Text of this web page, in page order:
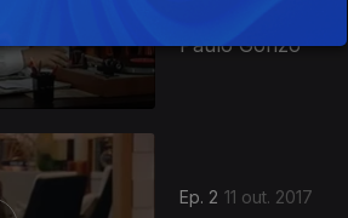
Paulo Gonzo
Ep. 2 11 out. 2017